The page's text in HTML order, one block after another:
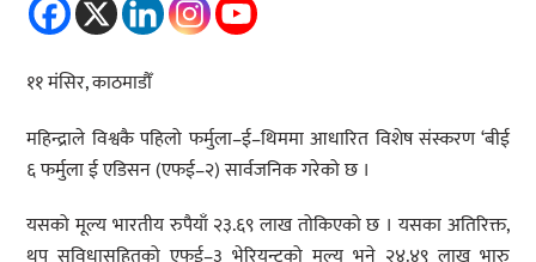
११ मंसिर, काठमाडौँ
महिन्द्राले विश्वकै पहिलो फर्मुला–ई–थिममा आधारित विशेष संस्करण ‘बीई
६ फर्मुला ई एडिसन (एफई–२) सार्वजनिक गरेको छ ।
यसको मूल्य भारतीय रुपैयाँ २३.६९ लाख तोकिएको छ । यसका अतिरिक्त,